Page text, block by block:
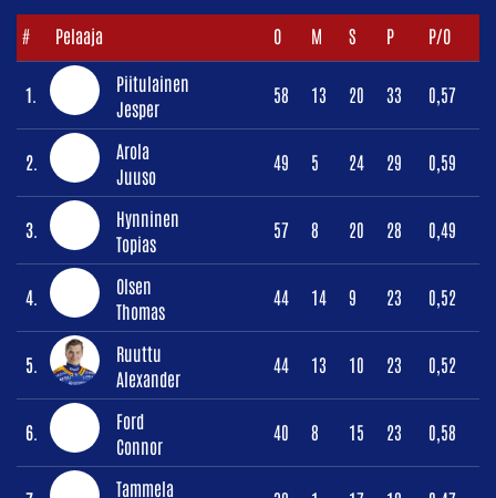
# Pelaaja O M S P P/O
1.
Piitulainen
Jesper
58 13 20 33 0,57
2.
Arola
Juuso
49 5 24 29 0,59
3.
Hynninen
Topias
57 8 20 28 0,49
4.
Olsen
Thomas
44 14 9 23 0,52
5.
Ruuttu
Alexander
44 13 10 23 0,52
6.
Ford
Connor
40 8 15 23 0,58
Tammela